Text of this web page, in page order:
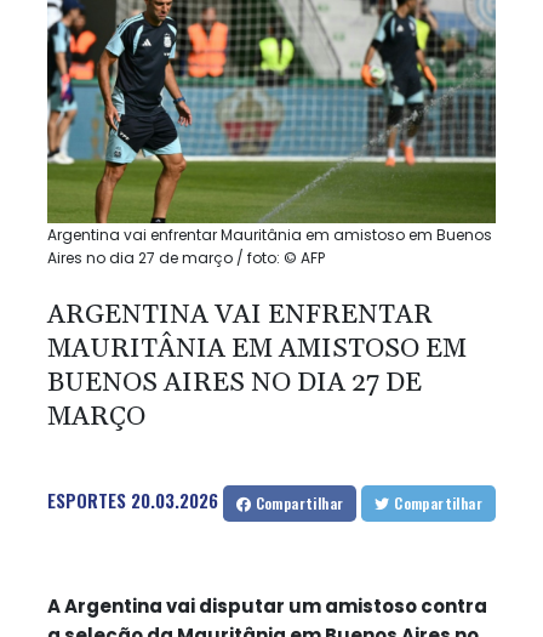
Argentina vai enfrentar Mauritânia em amistoso em Buenos
Aires no dia 27 de março / foto: © AFP
ARGENTINA VAI ENFRENTAR
MAURITÂNIA EM AMISTOSO EM
BUENOS AIRES NO DIA 27 DE
MARÇO
ESPORTES 20.03.2026 Compartilhar Compartilhar
A Argentina vai disputar um amistoso contra